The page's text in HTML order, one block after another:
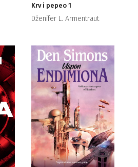
Krv i pepeo 1
Dženifer L. Armentraut